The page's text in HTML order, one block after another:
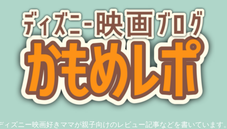
ィズニー映画好きママが親子向けのレビュー記事などを書いています。